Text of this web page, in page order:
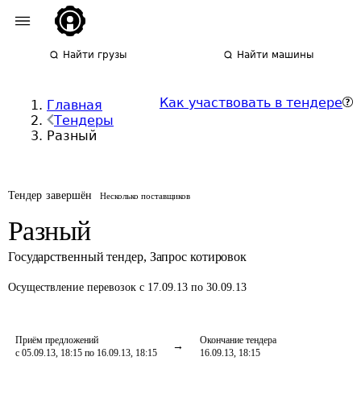
Найти грузы Найти машины
Главная
Тендеры
Разный
Как участвовать в тендере
Тендер завершён Несколько поставщиков
Разный
Государственный тендер, Запрос котировок
Осуществление перевозок с 17.09.13 по 30.09.13
Приём предложений
с 05.09.13, 18:15 по 16.09.13, 18:15
Окончание тендера
16.09.13, 18:15